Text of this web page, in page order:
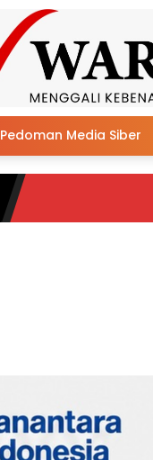
Pedoman Media Siber
MI